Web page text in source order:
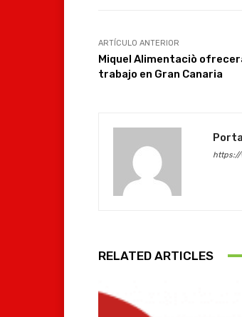
ARTÍCULO ANTERIOR
Miquel Alimentaciò
trabajo en Gran Canaria
https://
RELATED ARTICLES